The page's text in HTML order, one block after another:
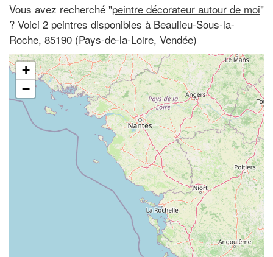
Vous avez recherché "peintre décorateur autour de moi"
? Voici 2 peintres disponibles à Beaulieu-Sous-la-
Roche, 85190 (Pays-de-la-Loire, Vendée)
+
−